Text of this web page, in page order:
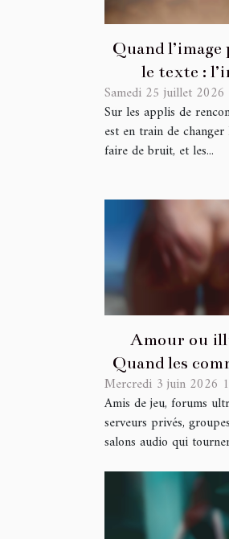
Quand
le texte :
inattendu de la
les
Samedi 25 juillet
Sur les applis de
est en train de changer
faire de bruit, et les...
Amour ou
Quand les
en ligne défient
Mercredi 3 juin 2026
Amis de jeu, forums
serveurs privés,
salons audio qui